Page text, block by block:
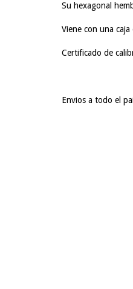
Su hexagonal
Viene con una
Certificado de
Envios a todo el